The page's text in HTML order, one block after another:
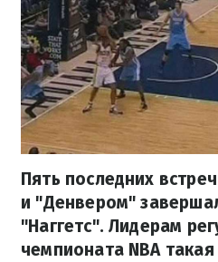
Пять последних
и "Денвером"
"Наггетс". Лидерам
чемпионата NBA такая